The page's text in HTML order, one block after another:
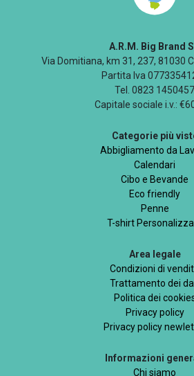
A.R.M. Big Brand
Via Domitiana, km 31, 237, 81030
Partita Iva
Tel. 0823 1450457
Capitale sociale i.v.:
Categorie più
Abbigliamento da
Calendari
Cibo e Bevande
Eco friendly
Penne
T-shirt
Area legale
Condizioni di
Trattamento dei
Politica dei
Privacy policy
Privacy policy
Informazioni
Chi siamo